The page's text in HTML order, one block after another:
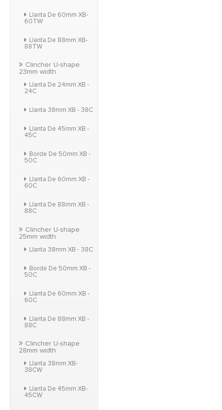
Llanta De 60mm XB-
60TW
Llanta De 88mm XB-
88TW
Clincher U-shape
23mm width
Llanta De 24mm XB -
24C
Llanta 38mm XB - 38C
Llanta De 45mm XB -
45C
Borde De 50mm XB -
50C
Llanta De 60mm XB -
60C
Llanta De 88mm XB -
88C
Clincher U-shape
25mm width
Llanta 38mm XB - 38C
Borde De 50mm XB -
50C
Llanta De 60mm XB -
60C
Llanta De 88mm XB -
88C
Clincher U-shape
28mm width
Llanta 38mm XB-
38CW
Llanta De 45mm XB-
45CW